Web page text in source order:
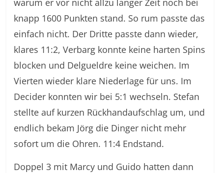
warum er vor nicht allzu langer Zeit noch bei
knapp 1600 Punkten stand. So rum passte das
einfach nicht. Der Dritte passte dann wieder,
klares 11:2, Verbarg konnte keine harten Spins
blocken und Delgueldre keine weichen. Im
Vierten wieder klare Niederlage für uns. Im
Decider konnten wir bei 5:1 wechseln. Stefan
stellte auf kurzen Rückhandaufschlag um, und
endlich bekam Jörg die Dinger nicht mehr
sofort um die Ohren. 11:4 Endstand.
Doppel 3 mit Marcy und Guido hatten dann